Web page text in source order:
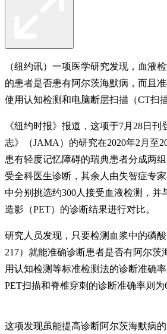
（纽约讯）一项医学研究发现，血液
的患者是否患有阿尔茨海默病，而且
使用认知检测和电脑断层扫描（CT扫
《纽约时报》报道，这项于7月28日
志》（JAMA）的研究在2020年2月至
患有轻度记忆障碍的瑞典患者分成两
受全科医生诊断，其余人由失智症专
中分别挑选约300人接受血液检测，并
造影（PET）的诊断结果进行对比。
研究人员发现，只要检测血浆中的磷酸
217）就能准确诊断患者是否有阿尔茨
用认知检测等标准检测法的诊断准确
PET扫描和脊椎穿刺的诊断准确率则为
这项发现虽能提高诊断阿尔茨海默病